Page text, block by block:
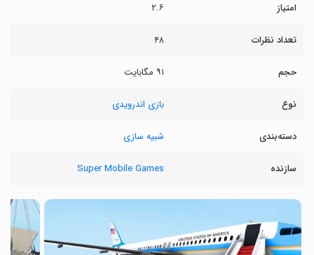
امتیاز ۲.۶
تعداد نظرات ۴۸
حجم ۹۱ مگابایت
نوع بازی اندرویدی
دسته‌بندی شبیه سازی
سازنده Super Mobile Games